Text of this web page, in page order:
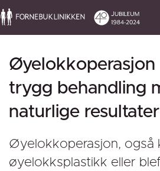
Øyelokkoperasjon
trygg behandling
naturlige resultater
Øyelokkoperasjon, også
øyelokksplastikk eller